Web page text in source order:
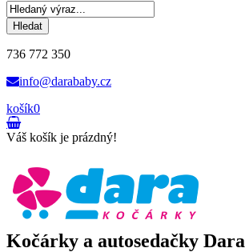
Hledat
736 772 350
info@darababy.cz
košík0
Váš košík je prázdný!
Kočárky a autosedačky Dara